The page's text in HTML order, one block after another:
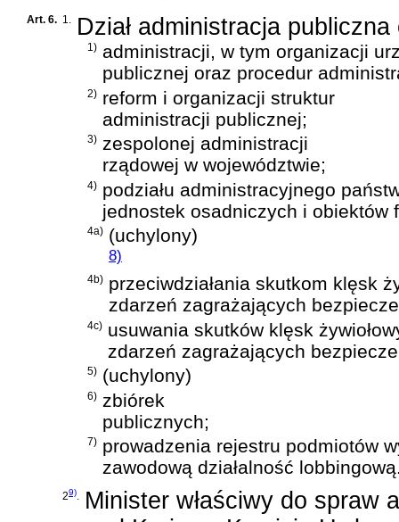
Art. 6. 1. Dział administracja
1) administracji, w tym organizacji
publicznej oraz procedur
2) reform i organizacji struktur
administracji publicznej;
3) zespolonej administracji
rządowej w województwie;
4) podziału administracyjnego
jednostek osadniczych i obiektów
4a) (uchylony)
8)
4b) przeciwdziałania skutkom klęsk
zdarzeń zagrażających
4c) usuwania skutków klęsk
zdarzeń zagrażających
5) (uchylony)
6) zbiórek
publicznych;
7) prowadzenia rejestru podmiotów
zawodową działalność
29). Minister właściwy do spraw